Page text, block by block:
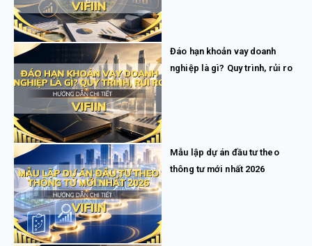
Đáo hạn khoản vay doanh
nghiệp là gì? Quy trình, rủi ro
Mẫu lập dự án đầu tư theo
thông tư mới nhất 2026